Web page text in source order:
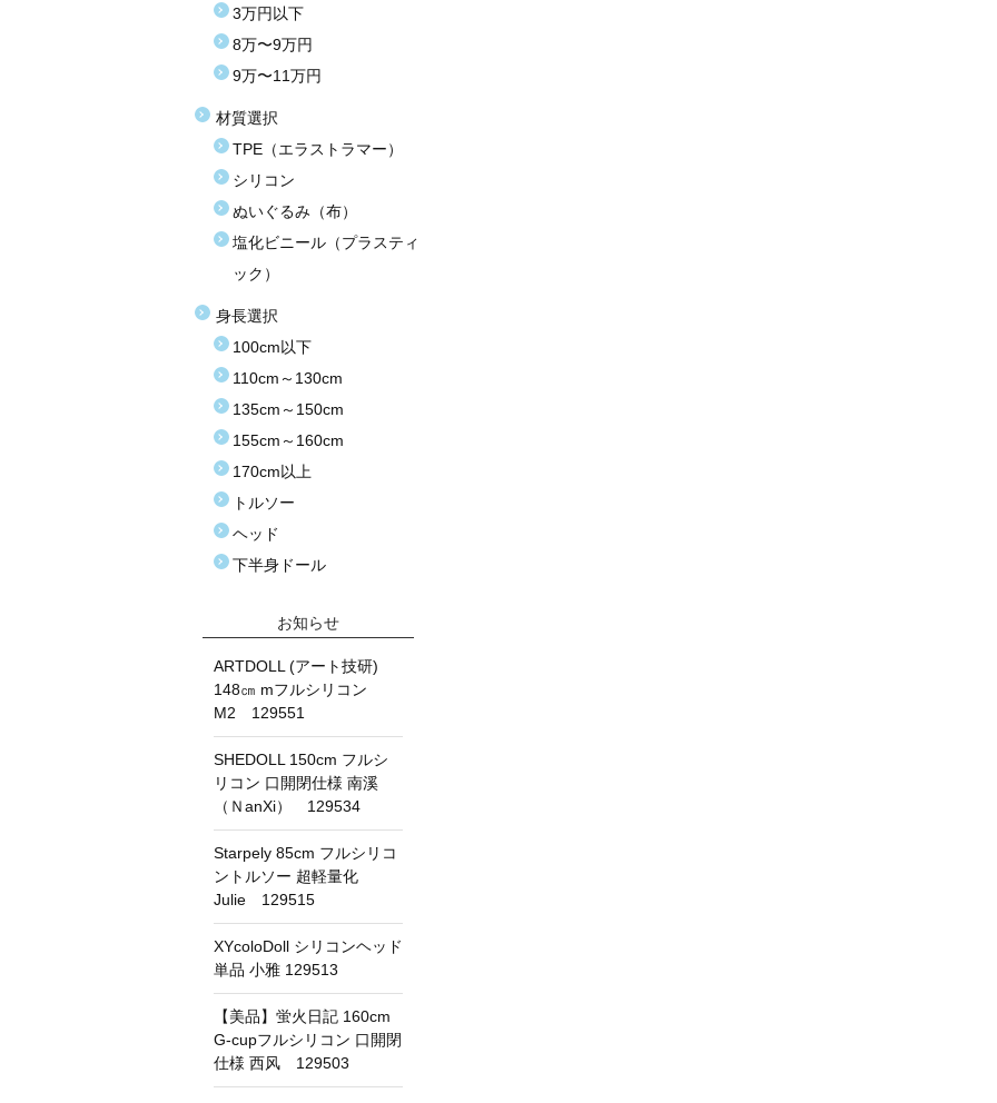
3万円以下
8万〜9万円
9万〜11万円
材質選択
TPE（エラストラマー）
シリコン
ぬいぐるみ（布）
塩化ビニール（プラスティ
ック）
身長選択
100cm以下
110cm～130cm
135cm～150cm
155cm～160cm
170cm以上
トルソー
ヘッド
下半身ドール
お知らせ
ARTDOLL (アート技研)
148㎝ mフルシリコン
M2 129551
SHEDOLL 150cm フルシ
リコン 口開閉仕様 南溪
（ＮanXi） 129534
Starpely 85cm フルシリコ
ントルソー 超軽量化
Julie 129515
XYcoloDoll シリコンヘッド
単品 小雅 129513
【美品】蛍火日記 160cm
G-cupフルシリコン 口開閉
仕様 西风 129503